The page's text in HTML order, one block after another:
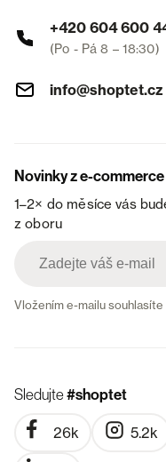
+420 604 600
(Po - Pá 8 – 18:30)
info@shoptet.cz
Novinky z e-commerce
1–2× do měsíce vás
z oboru
Vložením e-mailu souhlasíte
Sledujte#shoptet
26k 5.2k